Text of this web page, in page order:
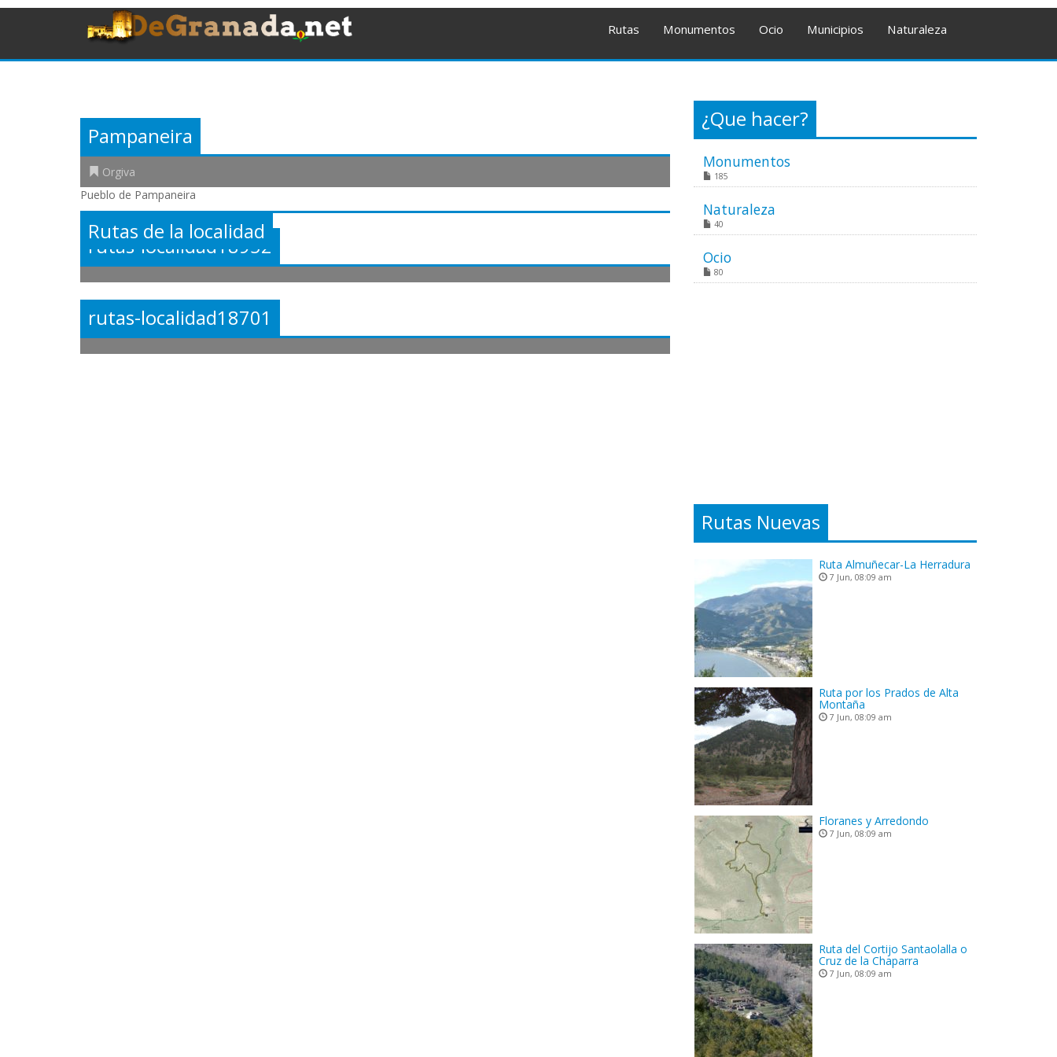
Rutas Monumentos Ocio Municipios Naturaleza
Pampaneira
Orgiva
Pueblo de Pampaneira
Rutas de la localidad
rutas-localidad18952
rutas-localidad18701
¿Que hacer?
Monumentos
185
Naturaleza
40
Ocio
80
Rutas Nuevas
Ruta Almuñecar-La Herradura
7 Jun, 08:09 am
Ruta por los Prados de Alta
Montaña
7 Jun, 08:09 am
Floranes y Arredondo
7 Jun, 08:09 am
Ruta del Cortijo Santaolalla o
Cruz de la Chaparra
7 Jun, 08:09 am